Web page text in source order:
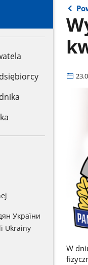
України
Ukrainy
W